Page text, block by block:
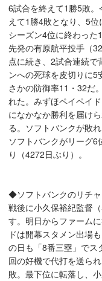
6試合を終えて1勝5敗
えて1勝4敗となり、5
シーズン4位に終わった
先発の有原航平投手（
点に続き、2試合連続
ンへの死球を皮切りに5
さかの防御率11・32だ
れた。みずほペイペイ
になかなか勝利を届け
る。ソフトバンクが敗
ソフトバンクがリーグ
り（4272日ぶり）。
◆ソフトバンクのリチ
戦後に小久保裕紀監督
す。明日からファーム
ドは開幕スタメン出場
の日も「8番三塁」でス
回の好機で代打を送ら
敗。最下位に転落し、